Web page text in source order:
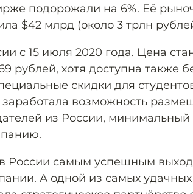
подорожали на 6%. Её
$42 млрд (около 3 трлн
с 15 июля 2020 года. Цена
рублей, хотя доступна также
скидки для
возможность
из России,
в России самым успешным
А одной из самых удачных